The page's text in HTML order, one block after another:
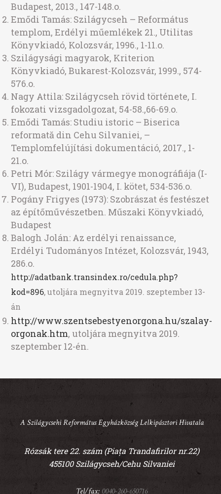
Budapest, 2013., 147-148.o.
Emődi Tamás: Szilágycseh – Református
templom, Erdélyi műemlékek 21., Utilitas
Könyvkiadó, Kolozsvár, 1996., 1-11.o.
Szilágysági magyarok, Kriterion
Könyvkiadó, Bukarest-Kolozsvár, 1999., 574-
576.o.
Nagy Attila: Szilágycseh rövid története, I.
fokozati vizsgadolgozat, 54-58.,66-69.o.
Emődi Tamás: Studiu istoric – Biserica
reformată din Cehu Silvaniei, –
Templomfelújítási dokumentáció, 2017., 1-
21.o.
Petri Mór: Szilágy vármegye monográfiája (I-
VI), Budapest, 1901-1904, I. kötet, 534-536.o.
Pogány Frigyes (1973): Szobrászat és festészet
az építőművészetben. Műszaki Könyvkiadó,
Budapest
Balogh Jolán: Az erdélyi renaissance,
Erdélyi Tudományos Intézet, Kolozsvár, 1943,
286.o.
http://adatbank.transindex.ro/cedula.php?
kod=896, utoljára megnyitva 2019. szeptember 13-
án
http://www.szentsebestyenorgona.hu/szalay-
orgonak.htm, utoljára megnyitva 2019.
szeptember 12-én.
A Szilágycsehi Református Egyházközség Lelkipásztori Hivatala
Rózsák tere 22. szám (Piața Trandafirilor nr.22)
455100 Szilágycseh/Cehu Silvaniei
Tel/fax: 0040-260-650716